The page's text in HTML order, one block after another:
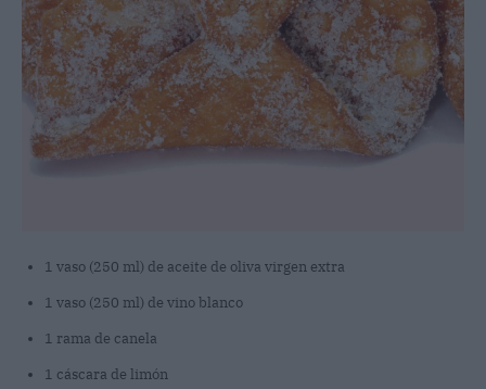
1 vaso (250 ml) de aceite de oliva virgen extra
1 vaso (250 ml) de vino blanco
1 rama de canela
1 cáscara de limón